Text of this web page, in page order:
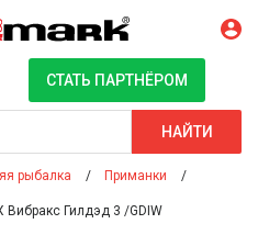
СТАТЬ ПАРТНЁРОМ
НАЙТИ
рыбалка
Приманки
Вибракс Гилдэд 3 /GDIW